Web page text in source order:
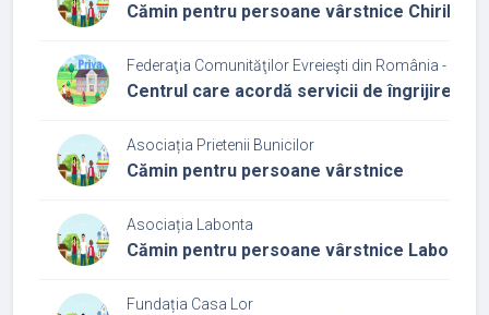
Cămin pentru persoane vârstnice Chiribiș
Federaţia Comunităţilor Evreieşti din România -
Centrul care acordă servicii de îngrijire și
Asociația Prietenii Bunicilor
Cămin pentru persoane vârstnice
Asociația Labonta
Cămin pentru persoane vârstnice Labonta
Fundația Casa Lor